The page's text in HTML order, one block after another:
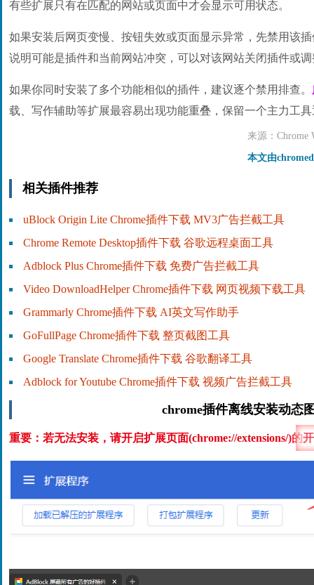
有些扩展只有在匹配的网站或页面中才会显示可用状态。
如果安装后网页变慢、按钮失效或页面显示异常，先禁用该
说明可能是插件和当前网站冲突，可以对该网站关闭插件或
如果你同时安装了多个功能相似的插件，建议逐个禁用排查。
载、写作辅助等扩展最容易出现功能重叠，保留一个主力工
来源：Chrome
本文由
相关插件推荐
uBlock Origin Lite Chrome插件下载 MV3广告拦截工具
Chrome Remote Desktop插件下载 谷歌远程桌面工具
Adblock Plus Chrome插件下载 免费广告拦截工具
Video DownloadHelper Chrome插件下载 网页视频下载工具
Grammarly Chrome插件下载 AI英文写作助手
GoFullPage Chrome插件下载 整页截图工具
Google Translate Chrome插件下载 谷歌翻译工具
Adblock for Youtube Chrome插件下载 视频广告拦截工具
chrome插件离线安装动态
重要：若无法安装，请开启扩展页面(chrome://extensions/)的